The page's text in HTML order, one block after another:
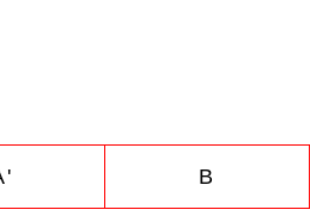
B